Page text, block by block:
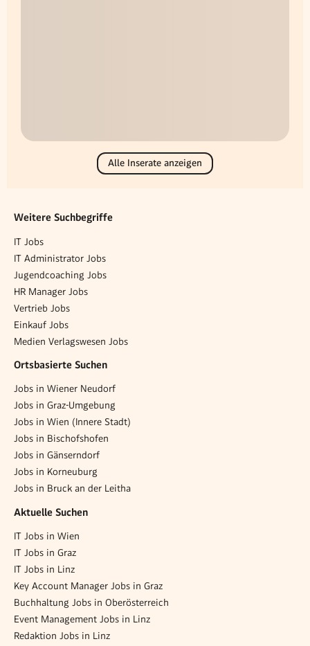
Alle Inserate anzeigen
Weitere Suchbegriffe
IT Jobs
IT Administrator Jobs
Jugendcoaching Jobs
HR Manager Jobs
Vertrieb Jobs
Einkauf Jobs
Medien Verlagswesen Jobs
Ortsbasierte Suchen
Jobs in Wiener Neudorf
Jobs in Graz-Umgebung
Jobs in Wien (Innere Stadt)
Jobs in Bischofshofen
Jobs in Gänserndorf
Jobs in Korneuburg
Jobs in Bruck an der Leitha
Aktuelle Suchen
IT Jobs in Wien
IT Jobs in Graz
IT Jobs in Linz
Key Account Manager Jobs in Graz
Buchhaltung Jobs in Oberösterreich
Event Management Jobs in Linz
Redaktion Jobs in Linz